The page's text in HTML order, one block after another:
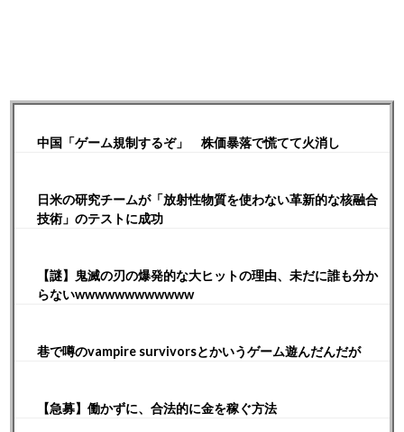
中国「ゲーム規制するぞ」 株価暴落で慌てて火消し
日米の研究チームが「放射性物質を使わない革新的な核融合
技術」のテストに成功
【謎】鬼滅の刃の爆発的な大ヒットの理由、未だに誰も分か
らないwwwwwwwwwwww
巷で噂のvampire survivorsとかいうゲーム遊んだんだが
【急募】働かずに、合法的に金を稼ぐ方法